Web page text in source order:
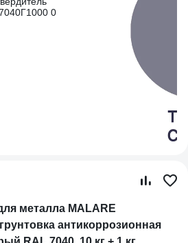
металла MALARE
антикоррозионная